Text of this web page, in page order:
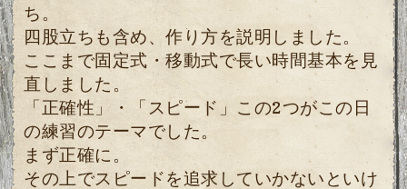
ち。
四股立ちも含め、作り方を説明しました。
ここまで固定式・移動式で長い時間基本を見
直しました。
「正確性」・「スピード」この2つがこの日
の練習のテーマでした。
まず正確に。
その上でスピードを追求していかないといけ